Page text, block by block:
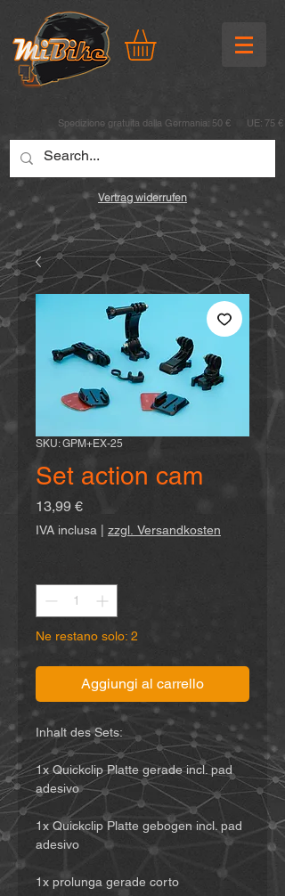
Spedizione gratuita dalla Germania: 50 € UE: 75 €
Vertrag widerrufen
SKU: GPM+EX-25
Set action cam
13,99 €Prezzo
IVA inclusa zzgl. Versandkosten
Ne restano solo: 2
Aggiungi al carrello
Inhalt des Sets:
1x Quickclip Platte gerade incl. pad
adesivo
1x Quickclip Platte gebogen incl. pad
adesivo
1x prolunga gerade corto